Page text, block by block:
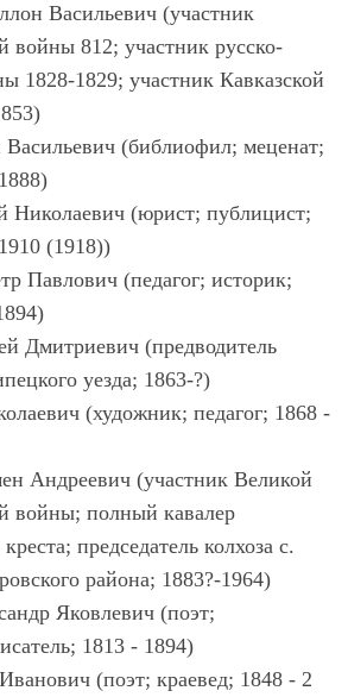
Васильевич (участник
войны 812; участник русско-
1828-1829; участник Кавказской
(библиофил; меценат;
(юрист; публицист;
(1918))
Павлович (педагог; историк;
Дмитриевич (предводитель
уезда; 1863-?)
(художник; педагог; 1868 -
Андреевич (участник Великой
войны; полный кавалер
председатель колхоза с.
района; 1883?-1964)
Яковлевич (поэт;
1813 - 1894)
(поэт; краевед; 1848 - 2